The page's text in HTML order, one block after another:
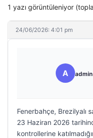
1 yazı görüntüleniyor
24/06/2026: 4:01 pm
A admin
Fenerbahçe, Brezilyalı
23 Haziran 2026
kontrollerine